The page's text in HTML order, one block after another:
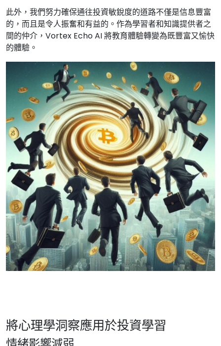
此外，我們努力確保通往投資敏銳度的道路不僅是信息豐富
的，而且是令人振奮和有益的。作為學習者和知識提供者之
間的仲介，Vortex Echo AI 將教育體驗轉變為既豐富又愉快
的體驗。
將心理學洞察應用於投資學習